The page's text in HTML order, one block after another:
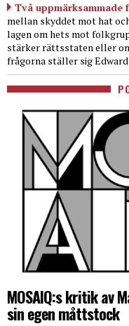
Två uppmärksammade
mellan skyddet mot hat
lagen om hets mot
stärker rättsstaten eller
frågorna ställer sig
MOSAIQ:s kritik av
sin egen måttstock